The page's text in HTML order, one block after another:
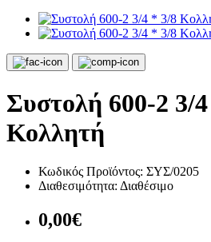
Συστολή 600-2 3/
Κολλητή
Κωδικός Προϊόντος: ΣΥΣ/0205
Διαθεσιμότητα: Διαθέσιμο
0,00€